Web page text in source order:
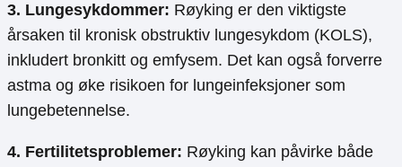
3. Lungesykdommer: Røyking er den viktigste
årsaken til kronisk obstruktiv lungesykdom (KOLS),
inkludert bronkitt og emfysem. Det kan også forverre
astma og øke risikoen for lungeinfeksjoner som
lungebetennelse.
4. Fertilitetsproblemer: Røyking kan påvirke både